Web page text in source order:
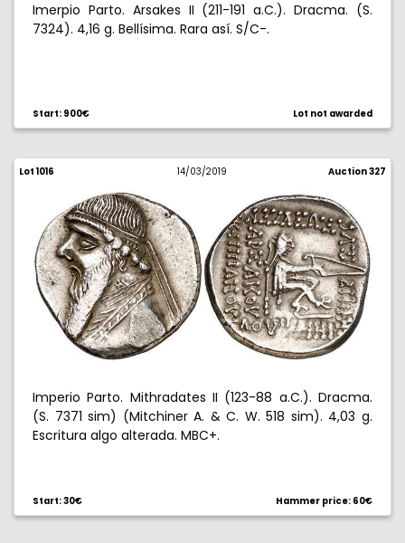
Imerpio Parto. Arsakes II (211-191 a.C.). Dracma. (S.
7324). 4,16 g. Bellísima. Rara así. S/C-.
Start: 900€ Lot not awarded
Lot 1016 14/03/2019 Auction 327
Imperio Parto. Mithradates II (123-88 a.C.). Dracma.
(S. 7371 sim) (Mitchiner A. & C. W. 518 sim). 4,03 g.
Escritura algo alterada. MBC+.
Start: 30€ Hammer price: 60€